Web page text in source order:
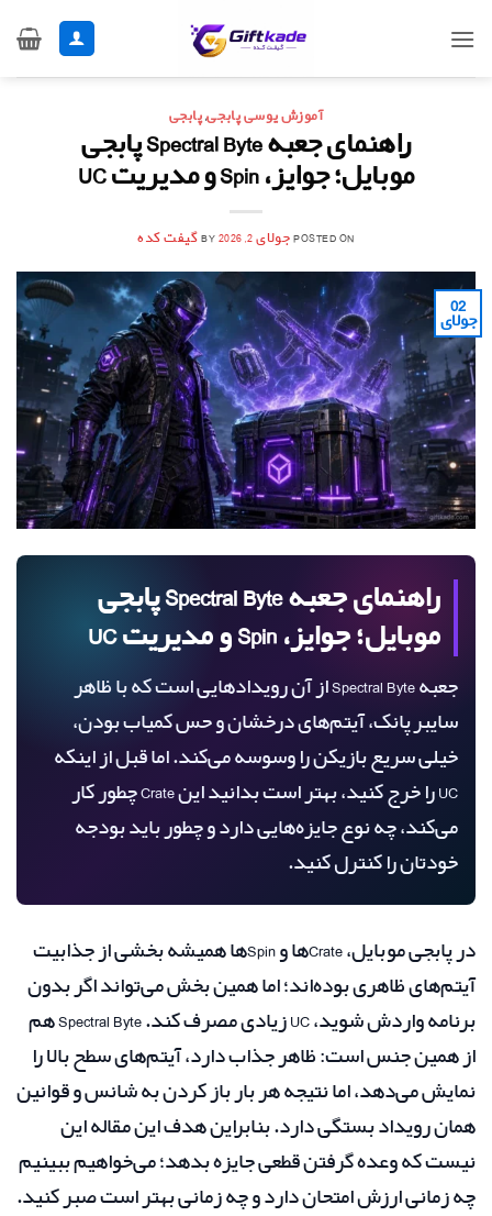
آموزش یوسی پابجی,پابجی
راهنمای جعبه Spectral Byte پابجی
موبایل؛ جوایز، Spin و مدیریت UC
POSTED ONجولای 2, 2026 BYگیفت کده
02
جولای
راهنمای جعبه Spectral Byte پابجی
موبایل؛ جوایز، Spin و مدیریت UC
جعبه Spectral Byte از آن رویدادهایی است که با ظاهر
سایبرپانک، آیتم‌های درخشان و حس کمیاب بودن،
خیلی سریع بازیکن را وسوسه می‌کند. اما قبل از اینکه
UC را خرج کنید، بهتر است بدانید این Crate چطور کار
می‌کند، چه نوع جایزه‌هایی دارد و چطور باید بودجه
خودتان را کنترل کنید.
در پابجی موبایل، Crateها و Spinها همیشه بخشی از جذابیت
آیتم‌های ظاهری بوده‌اند؛ اما همین بخش می‌تواند اگر بدون
برنامه واردش شوید، UC زیادی مصرف کند. Spectral Byte هم
از همین جنس است: ظاهر جذاب دارد، آیتم‌های سطح بالا را
نمایش می‌دهد، اما نتیجه هر بار باز کردن به شانس و قوانین
همان رویداد بستگی دارد. بنابراین هدف این مقاله این
نیست که وعده گرفتن قطعی جایزه بدهد؛ می‌خواهیم ببینیم
چه زمانی ارزش امتحان دارد و چه زمانی بهتر است صبر کنید.